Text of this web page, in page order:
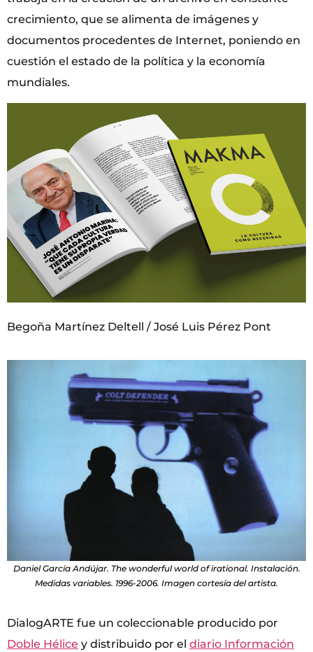
crecimiento, que se alimenta de imágenes y
documentos procedentes de Internet, poniendo en
cuestión el estado de la política y la economía
mundiales.
Begoña Martínez Deltell / José Luis Pérez Pont
Daniel García Andújar. The wonderful world of irational. Instalación.
Medidas variables. 1996-2006. Imagen cortesía del artista.
DialogARTE fue un coleccionable producido por
Doble Hélice y distribuido por el diario Información